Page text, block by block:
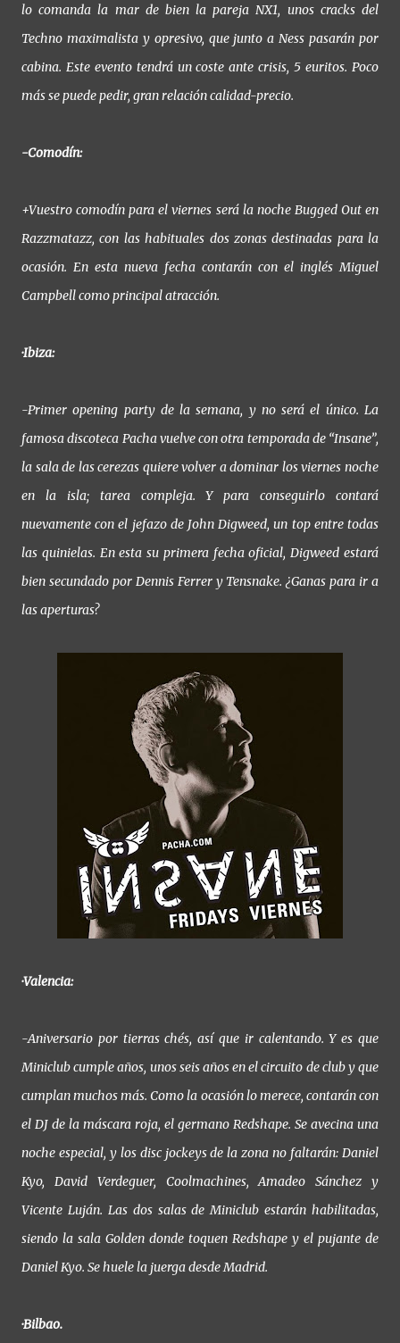
lo comanda la mar de bien la pareja NX1, unos cracks del
Techno maximalista y opresivo, que junto a Ness pasarán por
cabina. Este evento tendrá un coste ante crisis, 5 euritos. Poco
más se puede pedir, gran relación calidad-precio.
-Comodín:
+Vuestro comodín para el viernes será la noche Bugged Out en
Razzmatazz, con las habituales dos zonas destinadas para la
ocasión. En esta nueva fecha contarán con el inglés Miguel
Campbell como principal atracción.
·Ibiza:
-Primer opening party de la semana, y no será el único. La
famosa discoteca Pacha vuelve con otra temporada de “Insane”,
la sala de las cerezas quiere volver a dominar los viernes noche
en la isla; tarea compleja. Y para conseguirlo contará
nuevamente con el jefazo de John Digweed, un top entre todas
las quinielas. En esta su primera fecha oficial, Digweed estará
bien secundado por Dennis Ferrer y Tensnake. ¿Ganas para ir a
las aperturas?
·Valencia:
-Aniversario por tierras chés, así que ir calentando. Y es que
Miniclub cumple años, unos seis años en el circuito de club y que
cumplan muchos más. Como la ocasión lo merece, contarán con
el DJ de la máscara roja, el germano Redshape. Se avecina una
noche especial, y los disc jockeys de la zona no faltarán: Daniel
Kyo, David Verdeguer, Coolmachines, Amadeo Sánchez y
Vicente Luján. Las dos salas de Miniclub estarán habilitadas,
siendo la sala Golden donde toquen Redshape y el pujante de
Daniel Kyo. Se huele la juerga desde Madrid.
·Bilbao.